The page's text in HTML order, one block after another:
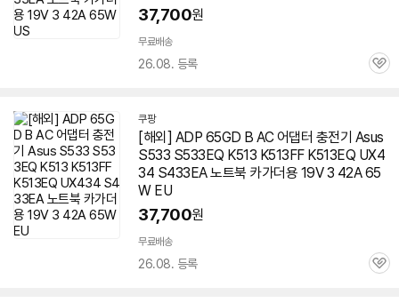
37,700원
무료배송
26.08. 등록
관
쿠팡
[해외] ADP 65GD B AC 어댑터 충전기 Asus
S533 S533EQ K513 K513FF K513EQ UX4
34 S433EA 노트북 카가더용 19V 3 42A 65
W EU
37,700원
무료배송
26.08. 등록
관